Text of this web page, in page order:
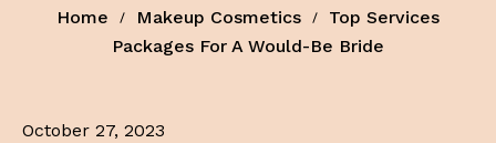
Home Makeup Cosmetics
Top Services
Packages For A Would-Be Bride
October 27, 2023